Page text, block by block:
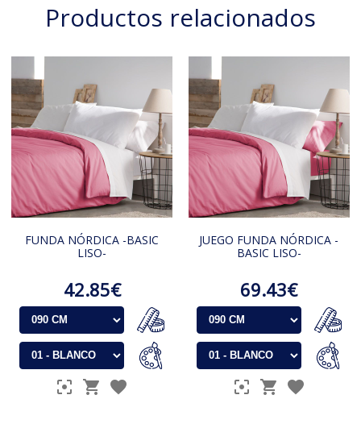
Productos relacionados
FUNDA NÓRDICA -BASIC
LISO-
42.85€
JUEGO FUNDA NÓRDICA -
BASIC LISO-
69.43€